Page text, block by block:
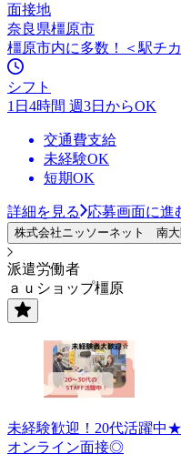
面接地
奈良県橿原市
橿原市内に多数！＜駅チ
シフト
1日4時間 週3日からOK
交通費支給
未経験OK
短期OK
詳細を見る 応募画面に進
株式会社ニッソーネット 南大
派遣労働者
ａｕショップ橿原
未経験歓迎！20代活躍中
オンライン面接◎